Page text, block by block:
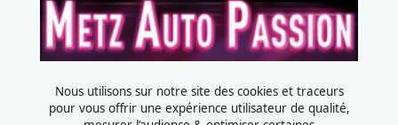
Metz Auto Passion
Contactez-nous
Rue de la Grange aux bois
Nous utilisons sur notre site des cookies et traceurs
pour vous offrir une expérience utilisateur de qualité,